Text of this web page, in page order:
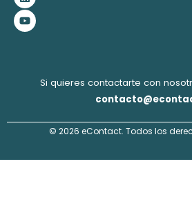
o
k
r
a
m
i
n
e
Si quieres contactarte con
© 2026 eContact. Todos los